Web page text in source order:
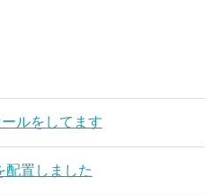
ルをしてます
配置しました